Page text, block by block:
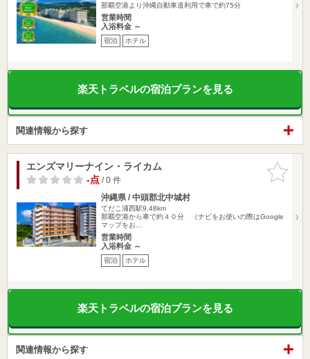
那覇空港より沖縄自動車道利用で車で約75分
営業時間
入浴料金 ～
宿泊 ホテル
楽天トラベルの宿泊プランを見る
関連情報から探す
お気に入
りに追加
エンズマリーナイン・ライカム
-点/ 0 件
沖縄県 / 中頭郡北中城村
てだこ浦西駅9.48km
那覇空港から車で約４０分 （ナビをお使いの際はGoogle
マップをお…
営業時間
入浴料金 ～
宿泊 ホテル
楽天トラベルの宿泊プランを見る
関連情報から探す